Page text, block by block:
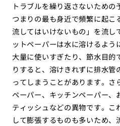
トラブルを繰り返さないため
つまりの最も身近で頻繁に起こ
流してはいけないもの」を流し
ットペーパーは水に溶けるよ
大量に使いすぎたり、節水目的
りすると、溶けきれずに排水
ってしまうことがあります。さ
ペーパー、キッチンペーパー、
ティッシュなどの異物です。
して膨張するものも多いため